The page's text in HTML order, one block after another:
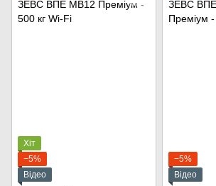
Хіт
−5%
Відео
−5%
Відео